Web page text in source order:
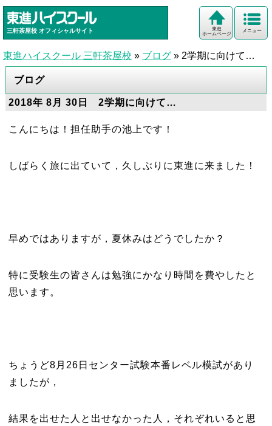
三軒茶屋校 オフィシャルサイト メニュー
東進
ホームページ
東進ハイスクール 三軒茶屋校 » ブログ » 2学期に向けて…
ブログ
2018年 8月 30日 2学期に向けて…
こんにちは！担任助手の池上です！
しばらく旅に出ていて，久しぶりに東進に来ました！
早めではありますが，夏休みはどうでしたか？
特に受験生の皆さんは勉強にかなり時間を費やしたと
思います。
ちょうど8月26日センター試験本番レベル模試があり
ましたが，
結果を出せた人と出せなかった人，それぞれいると思